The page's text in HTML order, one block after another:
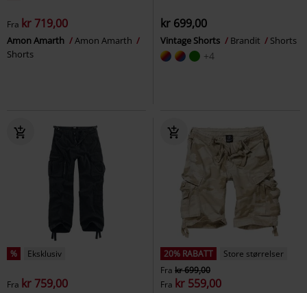
Fra kr 719,00
Amon Amarth
Amon Amarth
Shorts
kr 699,00
Vintage Shorts Brandit Shorts
+4
% Eksklusiv
Fra kr 759,00
20% RABATT
Store størrelser
Fra kr 699,00
Fra kr 559,00